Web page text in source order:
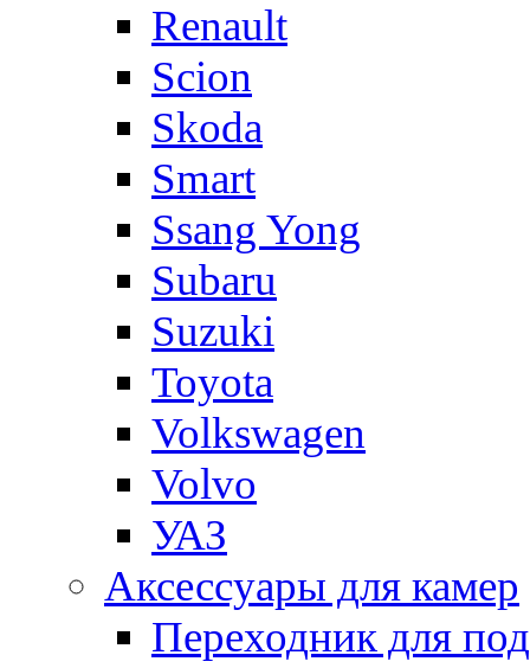
Renault
Scion
Skoda
Smart
Ssang Yong
Subaru
Suzuki
Toyota
Volkswagen
Volvo
УАЗ
Аксессуары для камер
Переходник для